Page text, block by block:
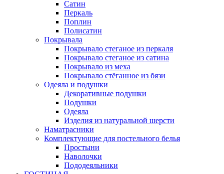
Сатин
Перкаль
Поплин
Полисатин
Покрывала
Покрывало стеганое из перкаля
Покрывало стеганое из сатина
Покрывало из меха
Покрывало стёганное из бязи
Одеяла и подушки
Декоративные подушки
Подушки
Одеяла
Изделия из натуральной шерсти
Наматраcники
Комплектующие для постельного белья
Простыни
Наволочки
Пододеяльники